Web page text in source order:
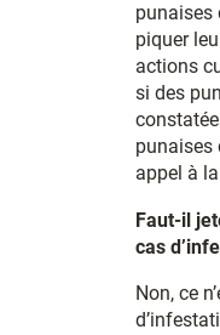
punaises
piquer
actions
si des
punaises
appel à la
Faut-il
cas
Non, ce